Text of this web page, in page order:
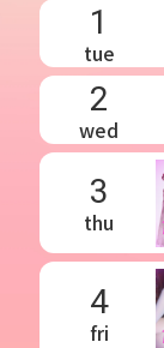
1
tue
2
wed
3
thu
4
fri